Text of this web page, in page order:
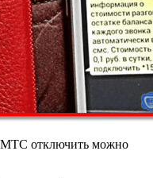
МТС отключить можно